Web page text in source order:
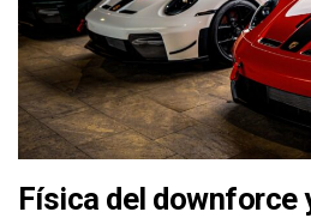
Física del downforce